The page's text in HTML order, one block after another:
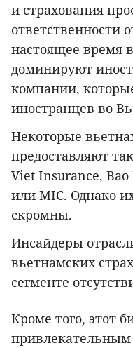
и страхования
ответственности
настоящее время
доминируют
компании,
иностранцев во
Некоторые
предоставляют
Viet Insurance,
или MIC. Однако
скромны.
Инсайдеры
вьетнамских
сегменте
Кроме того, этот
привлекательным